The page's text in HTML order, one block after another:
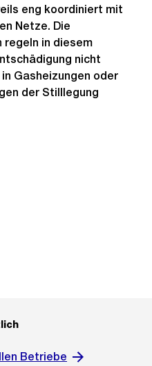
eng koordiniert mit
Netze. Die
regeln in diesem
nicht
Gasheizungen oder
der Stilllegung
Betriebe